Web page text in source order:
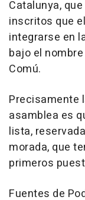
Catalunya,
inscritos que
integrarse en
bajo el
Comú.
Precisamente
asamblea es
lista,
morada, que
primeros
Fuentes de